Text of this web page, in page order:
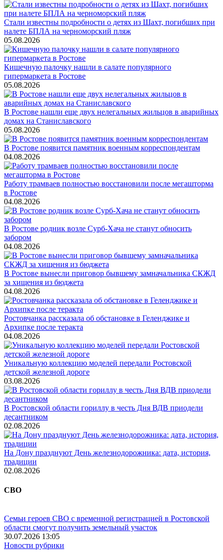
Стали известны подробности о детях из Шахт, погибших при
налете БПЛА на черноморский пляж
05.08.2026
Кишечную палочку нашли в салате популярного
гипермаркета в Ростове
05.08.2026
В Ростове нашли еще двух нелегальных жильцов в аварийных
домах на Станиславского
05.08.2026
В Ростове появится памятник военным корреспондентам
04.08.2026
Работу трамваев полностью восстановили после мегашторма
в Ростове
04.08.2026
В Ростове родник возле Сурб-Хача не станут обносить
забором
04.08.2026
В Ростове вынесли приговор бывшему замначальника СКЖД
за хищения из бюджета
04.08.2026
Ростовчанка рассказала об обстановке в Геленджике и
Архипке после теракта
04.08.2026
Уникальную коллекцию моделей передали Ростовской
детской железной дороге
03.08.2026
В Ростовской области гориллу в честь Дня ВДВ приодели
десантником
02.08.2026
На Дону празднуют День железнодорожника: дата, история,
традиции
02.08.2026
СВО
Семьи героев СВО с временной регистрацией в Ростовской
области смогут получить земельный участок
30.07.2026 13:05
Новости рубрики